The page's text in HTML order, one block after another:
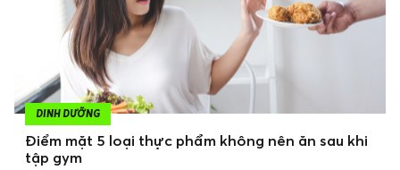
DINH DƯỠNG
Điểm mặt 5 loại thực phẩm không nên ăn sau khi
tập gym